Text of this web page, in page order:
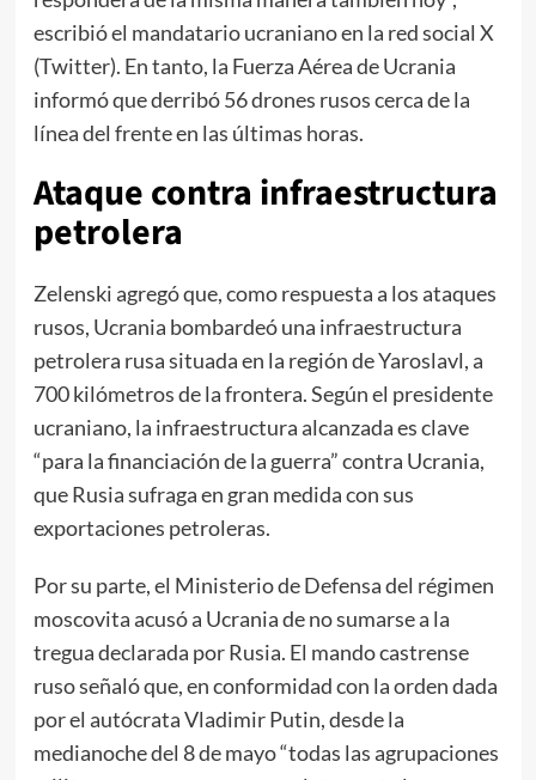
escribió el mandatario ucraniano en la red social X
(Twitter). En tanto, la Fuerza Aérea de Ucrania
informó que derribó 56 drones rusos cerca de la
línea del frente en las últimas horas.
Ataque contra infraestructura
petrolera
Zelenski agregó que, como respuesta a los ataques
rusos, Ucrania bombardeó una infraestructura
petrolera rusa situada en la región de Yaroslavl, a
700 kilómetros de la frontera. Según el presidente
ucraniano, la infraestructura alcanzada es clave
“para la financiación de la guerra” contra Ucrania,
que Rusia sufraga en gran medida con sus
exportaciones petroleras.
Por su parte, el Ministerio de Defensa del régimen
moscovita acusó a Ucrania de no sumarse a la
tregua declarada por Rusia. El mando castrense
ruso señaló que, en conformidad con la orden dada
por el autócrata Vladimir Putin, desde la
medianoche del 8 de mayo “todas las agrupaciones